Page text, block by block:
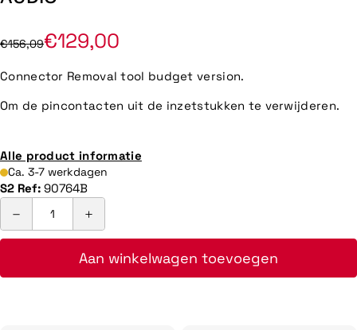
€156,09€129,00
Connector Removal tool budget version.
Om de pincontacten uit de inzetstukken te verwijderen.
Alle product informatie
Ca. 3-7 werkdagen
S2 Ref: 90764B
Aan winkelwagen toevoegen